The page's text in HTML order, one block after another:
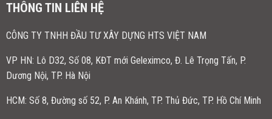
THÔNG TIN LIÊN HỆ
CÔNG TY TNHH ĐẦU TƯ XÂY DỰNG HTS VIỆT NAM
VP HN: Lô D32, Số 08, KĐT mới Geleximco, Đ. Lê Trọng Tấn, P.
Dương Nội, TP. Hà Nội
HCM: Số 8, Đường số 52, P. An Khánh, TP. Thủ Đức, TP. Hồ Chí Minh